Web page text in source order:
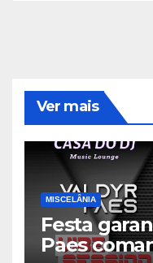
Ver mais
MISCELÂNIA
Festa
Paes